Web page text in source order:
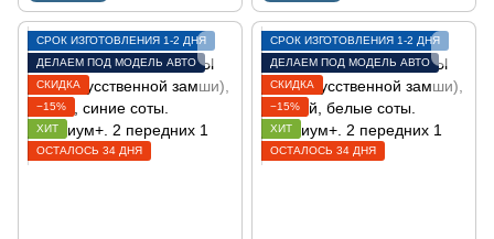
СРОК ИЗГОТОВЛЕНИЯ 1-2 ДНЯ
ДЕЛАЕМ ПОД МОДЕЛЬ АВТО
СКИДКА
−15%
ХИТ
ОСТАЛОСЬ 34 ДНЯ
СРОК ИЗГОТОВЛЕНИЯ 1-2 ДНЯ
ДЕЛАЕМ ПОД МОДЕЛЬ АВТО
СКИДКА
−15%
ХИТ
ОСТАЛОСЬ 34 ДНЯ